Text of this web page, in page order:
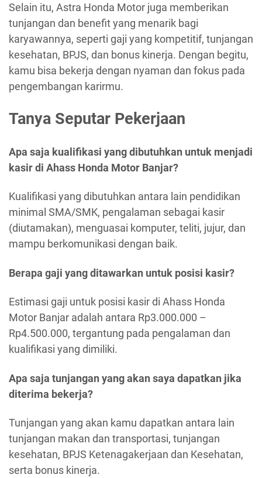
Selain itu, Astra Honda Motor juga memberikan
tunjangan dan benefit yang menarik bagi
karyawannya, seperti gaji yang kompetitif, tunjangan
kesehatan, BPJS, dan bonus kinerja. Dengan begitu,
kamu bisa bekerja dengan nyaman dan fokus pada
pengembangan karirmu.
Tanya Seputar Pekerjaan
Apa saja kualifikasi yang dibutuhkan untuk menjadi
kasir di Ahass Honda Motor Banjar?
Kualifikasi yang dibutuhkan antara lain pendidikan
minimal SMA/SMK, pengalaman sebagai kasir
(diutamakan), menguasai komputer, teliti, jujur, dan
mampu berkomunikasi dengan baik.
Berapa gaji yang ditawarkan untuk posisi kasir?
Estimasi gaji untuk posisi kasir di Ahass Honda
Motor Banjar adalah antara Rp3.000.000 –
Rp4.500.000, tergantung pada pengalaman dan
kualifikasi yang dimiliki.
Apa saja tunjangan yang akan saya dapatkan jika
diterima bekerja?
Tunjangan yang akan kamu dapatkan antara lain
tunjangan makan dan transportasi, tunjangan
kesehatan, BPJS Ketenagakerjaan dan Kesehatan,
serta bonus kinerja.